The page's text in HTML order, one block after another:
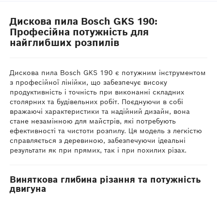
Дискова пила Bosch GKS 190:
Професійна потужність для
найглибших розпилів
Дискова пила Bosch GKS 190 є потужним інструментом
з професійної лінійки, що забезпечує високу
продуктивність і точність при виконанні складних
столярних та будівельних робіт. Поєднуючи в собі
вражаючі характеристики та надійний дизайн, вона
стане незамінною для майстрів, які потребують
ефективності та чистоти розпилу. Ця модель з легкістю
справляється з деревиною, забезпечуючи ідеальні
результати як при прямих, так і при похилих різах.
Виняткова глибина різання та потужність
двигуна